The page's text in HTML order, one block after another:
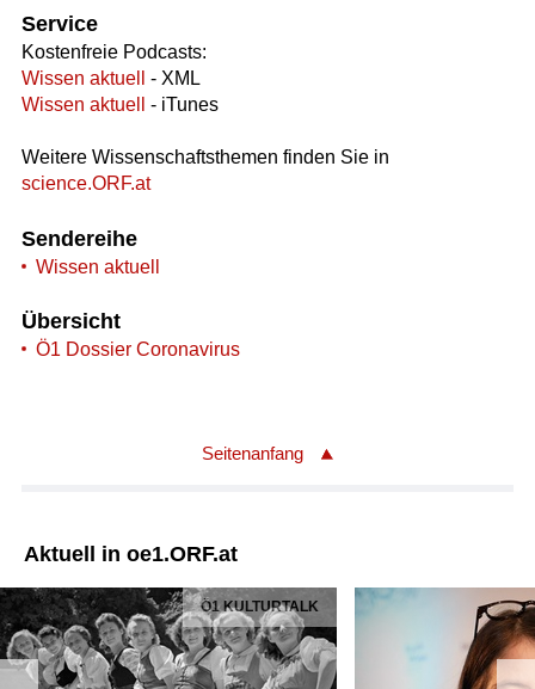
Service
Kostenfreie Podcasts:
Wissen aktuell
- XML
Wissen aktuell
- iTunes
Weitere Wissenschaftsthemen finden Sie in
science.ORF.at
Sendereihe
Wissen aktuell
Übersicht
Ö1 Dossier Coronavirus
Seitenanfang
Aktuell in oe1.ORF.at
Ö1 KULTURTALK